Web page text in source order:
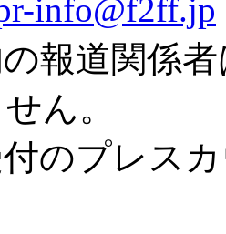
info@f2ff.jp
報道関係
ん。
のプレス